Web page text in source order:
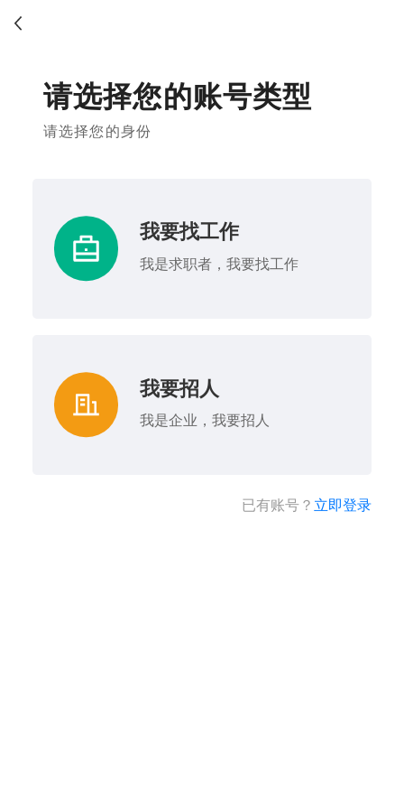
请选择您的账号类型
请选择您的身份
我要找工作
我是求职者，我要找工作
我要招人
我是企业，我要招人
已有账号？ 立即登录